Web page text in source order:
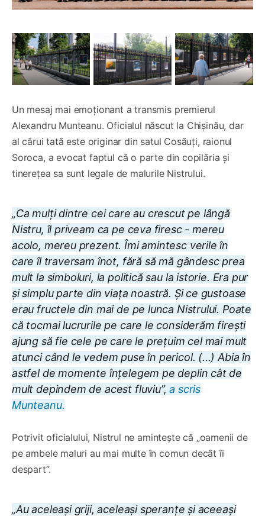
Un mesaj mai emoționant a transmis premierul
Alexandru Munteanu. Oficialul născut la Chișinău, dar
al cărui tată este originar din satul Cosăuți, raionul
Soroca, a evocat faptul că o parte din copilăria și
tinerețea sa sunt legale de malurile Nistrului.
„Ca mulți dintre cei care au crescut pe lângă
Nistru, îl priveam ca pe ceva firesc - mereu
acolo, mereu prezent. Îmi amintesc verile în
care îl traversam înot, fără să mă gândesc prea
mult la simboluri, la politică sau la istorie. Era pur
și simplu parte din viața noastră. Și ce gustoase
erau fructele din mai de pe lunca Nistrului. Poate
că tocmai lucrurile pe care le considerăm firești
ajung să fie cele pe care le prețuim cel mai mult
atunci când le vedem puse în pericol. (...) Abia în
astfel de momente înțelegem pe deplin cât de
mult depindem de acest fluviu”, a scris
Munteanu.
Potrivit oficialului, Nistrul ne amintește că „oamenii de
pe ambele maluri au mai multe în comun decât îi
despart”.
„Au aceleași griji, aceleași speranțe și aceeași